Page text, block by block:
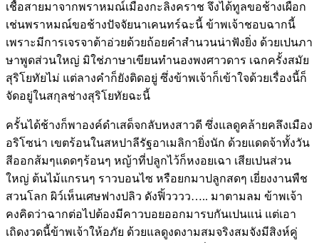
เชื้อสายมาจากพราหมณ์เมืองกะลิงคราช จึงได้ทูลขอช้างเผือก
เช่นพราหมณ์ขอช้างปัจจัยนาเคนทร์ฉะนี้ ข้าพเจ้าชอบฉากนี้
เพราะมีการเจรจาต้าอ่วยด้วยถ้อยคำสำนวนน่าฟังยิ่ง ด้วยเปนภา
ษาพูดส่วนใหญ่ มิใช่ภาษาเขียนทำนองพงศาวดาร เฉกครั้งสมัย
สุริโยทัยไม่ แต่ลางคำก็ยังติดอยู่ ซึ่งข้าพเจ้าก็เข้าใจด้วยเรื่องนี้ก็
จัดอยู่ในสกุลช่างสุริโยทัยฉะนี้
ครั้นได้ช้างก็พาองค์ดำเสด็จกลับหงสาวดี ซึ่งแลดูคล้ายคลึงเมือง
อริโซน่า เขตร้อนในสหปาลีรัฐอาเมลิกายิ่งนัก ด้วยแดดจ้าทั้งวัน
สีออกส้มๆแดดๆร้อนๆ หญ้าที่ปลูกไว้ก็หงอยเฉา เสียเปนส่วน
ใหญ่ ต้นไม้แกรนๆ ราวบอนไซ หรือยกมาปลูกสดๆ เยี่ยงงานพืช
สวนโลก ผิว์เห็นเศษฟางปลิว ดังฟิ้วววว….. มาตามลม ข้าพเจ้า
คงคิดว่าฉากต่อไปต้องมีคาวบอยออกมารบกันเปนแน่ แต่เอา
เถิดงวดนี้ข้าพเจ้าให้อภัย ด้วยแลดูงดงามสมจริงสมจังมีสิงห์คู่